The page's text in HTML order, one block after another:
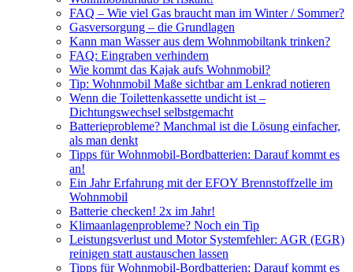
FAQ – Wie viel Gas braucht man im Winter / Sommer?
Gasversorgung – die Grundlagen
Kann man Wasser aus dem Wohnmobiltank trinken?
FAQ: Eingraben verhindern
Wie kommt das Kajak aufs Wohnmobil?
Tip: Wohnmobil Maße sichtbar am Lenkrad notieren
Wenn die Toilettenkassette undicht ist –
Dichtungswechsel selbstgemacht
Batterieprobleme? Manchmal ist die Lösung einfacher,
als man denkt
Tipps für Wohnmobil-Bordbatterien: Darauf kommt es
an!
Ein Jahr Erfahrung mit der EFOY Brennstoffzelle im
Wohnmobil
Batterie checken! 2x im Jahr!
Klimaanlagenprobleme? Noch ein Tip
Leistungsverlust und Motor Systemfehler: AGR (EGR)
reinigen statt austauschen lassen
Tipps für Wohnmobil-Bordbatterien: Darauf kommt es